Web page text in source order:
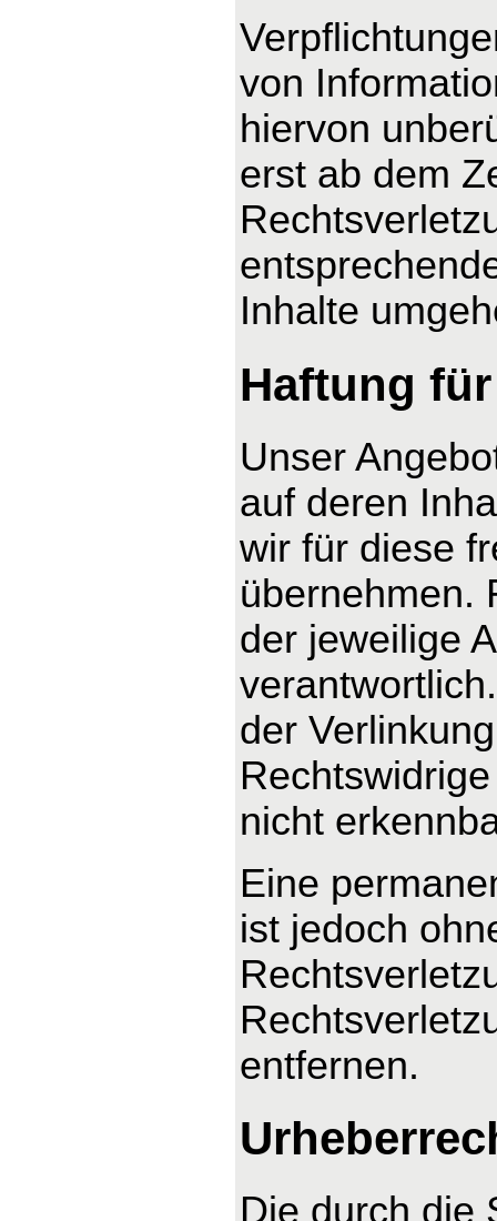
von
hiervon
erst ab dem
Inhalte
Haftung
Unser
auf deren
wir für diese
übernehmen.
der jeweilige
der
nicht
Eine
ist jedoch
entfernen.
Die durch die